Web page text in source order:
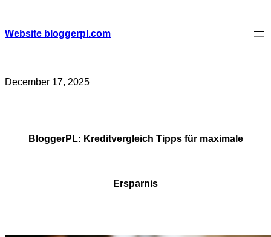
content
Website bloggerpl.com
December 17, 2025
BloggerPL: Kreditvergleich Tipps für maximale
Ersparnis